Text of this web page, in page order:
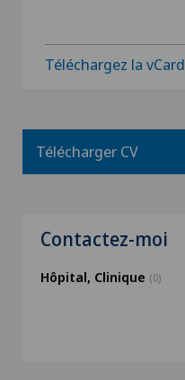
Téléchargez la vCard
Télécharger CV
Contactez-moi
Hôpital, Clinique (0)